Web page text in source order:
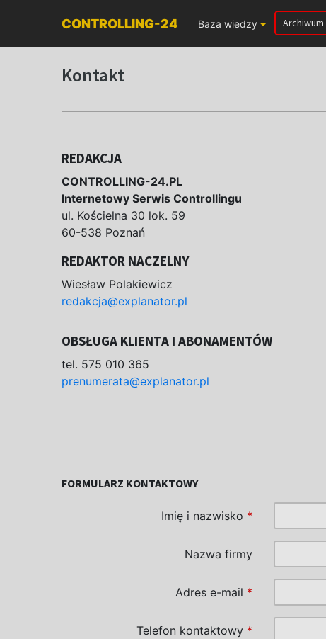
CONTROLLING-24 Baza wiedzy Archiwum
Kontakt
REDAKCJA
CONTROLLING-24.PL
Internetowy Serwis Controllingu
ul. Kościelna 30 lok. 59
60-538 Poznań
REDAKTOR NACZELNY
Wiesław Polakiewicz
redakcja@explanator.pl
OBSŁUGA KLIENTA I ABONAMENTÓW
tel. 575 010 365
prenumerata@explanator.pl
FORMULARZ KONTAKTOWY
Imię i nazwisko *
Nazwa firmy
Adres e-mail *
Telefon kontaktowy *